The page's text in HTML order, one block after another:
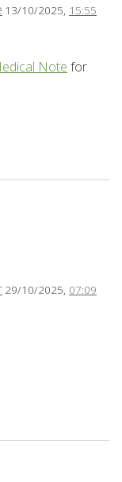
13/10/2025, 15:55
Note for
29/10/2025, 07:09